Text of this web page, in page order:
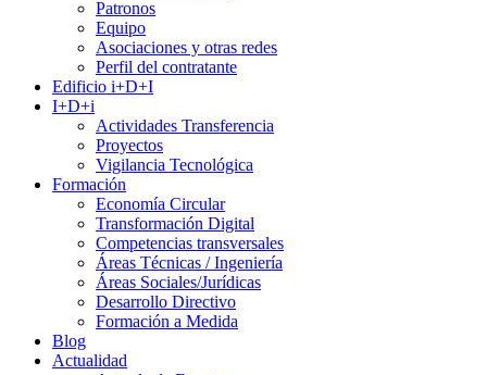
Patronos
Equipo
Asociaciones y otras redes
Perfil del contratante
Edificio i+D+I
I+D+i
Actividades Transferencia
Proyectos
Vigilancia Tecnológica
Formación
Economía Circular
Transformación Digital
Competencias transversales
Áreas Técnicas / Ingeniería
Áreas Sociales/Jurídicas
Desarrollo Directivo
Formación a Medida
Blog
Actualidad